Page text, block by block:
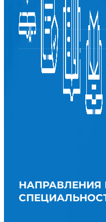
НАПРАВЛЕНИЯ